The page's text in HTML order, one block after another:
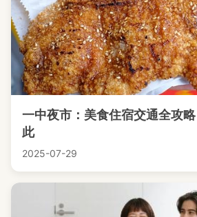
一中夜市：美食住宿交通全攻
此
2025-07-29